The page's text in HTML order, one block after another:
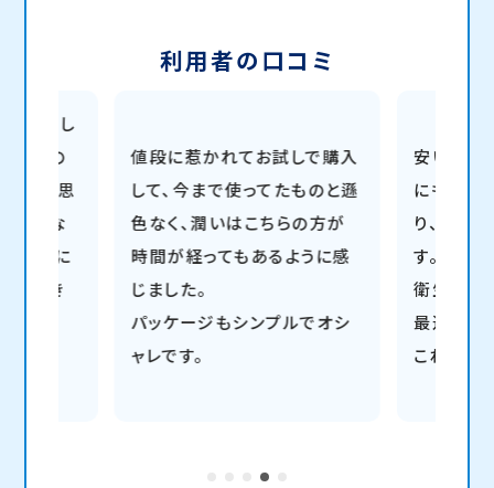
利用者の口コミ
値段に惹かれてお試しで購入
して、今まで使ってたものと遜
色なく、潤いはこちらの方が
時間が経ってもあるように感
じました。
パッケージもシンプルでオシ
安いけれど付け心地も良
にもフィットするので気に
り、何度もリピートしていま
す。
衛生的にも安心なワンデ
最近はずっと使っています。
これからもお世話になりま